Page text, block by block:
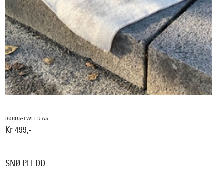
RØROS-TWEED AS
Kr 499,-
SNØ PLEDD